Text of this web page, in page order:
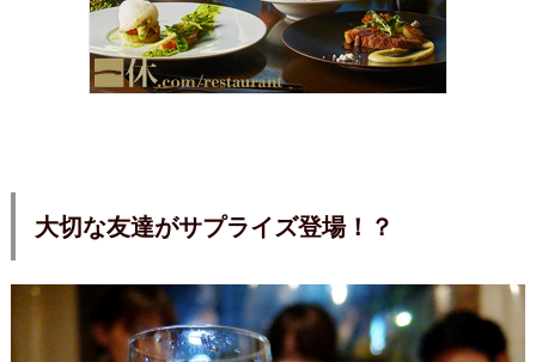
大切な友達がサプライズ登場！？